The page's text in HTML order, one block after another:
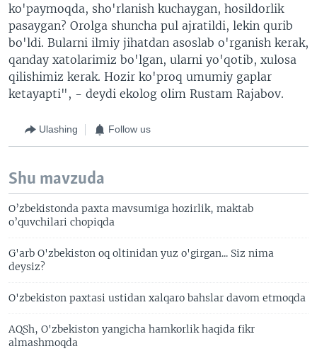
ko'paymoqda, sho'rlanish kuchaygan, hosildorlik
pasaygan? Orolga shuncha pul ajratildi, lekin qurib
bo'ldi. Bularni ilmiy jihatdan asoslab o'rganish kerak,
qanday xatolarimiz bo'lgan, ularni yo'qotib, xulosa
qilishimiz kerak. Hozir ko'proq umumiy gaplar
ketayapti", - deydi ekolog olim Rustam Rajabov.
Ulashing Follow us
Shu mavzuda
O’zbekistonda paxta mavsumiga hozirlik, maktab
o’quvchilari chopiqda
G'arb O'zbekiston oq oltinidan yuz o'girgan... Siz nima
deysiz?
O'zbekiston paxtasi ustidan xalqaro bahslar davom etmoqda
AQSh, O'zbekiston yangicha hamkorlik haqida fikr
almashmoqda